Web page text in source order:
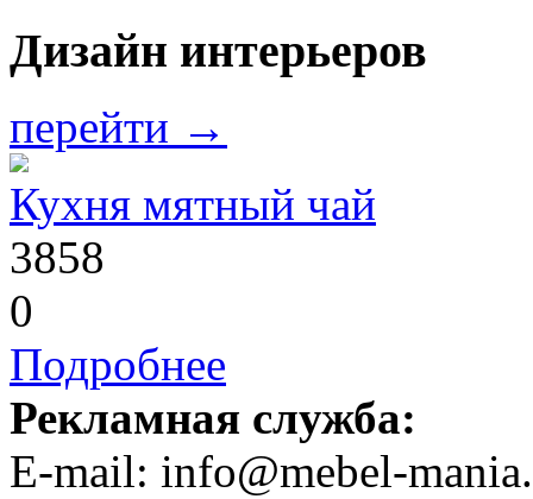
Дизайн интерьеров
перейти →
Кухня мятный чай
3858
0
Подробнее
Рекламная служба:
E-mail: info@mebel-